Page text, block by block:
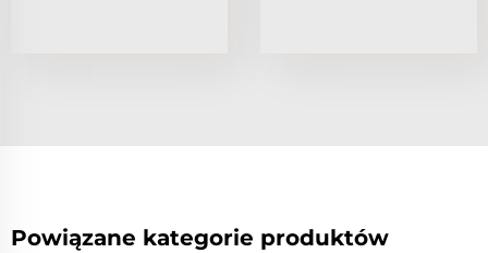
Powiązane kategorie produktów